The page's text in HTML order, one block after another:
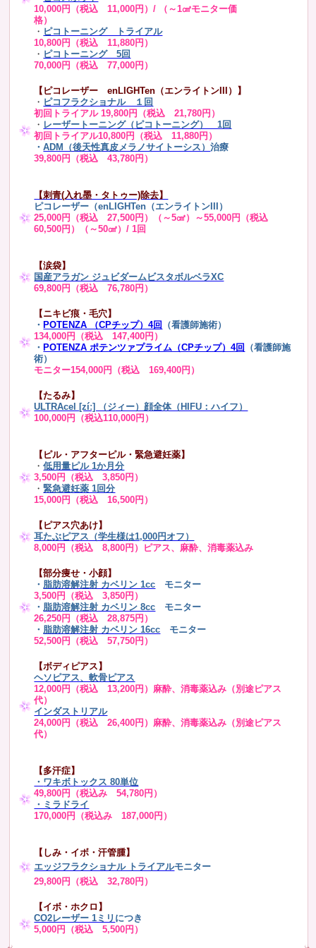
10,000円（税込 11,000円）/ （～1㎠モニター価
格）
・ ピコトーニング トライアル
10,800円（税込 11,880円）
・ ピコトーニング 5回
70,000円（税込 77,000円）
【ピコレーザー enLIGHTen（エンライトンIII）】
・ ピコフラクショナル １回
初回トライアル 19,800円（税込 21,780円）
・ レーザートーニング（ピコトーニング） 1回
初回トライアル10,800円（税込 11,880円）
・ADM（後天性真皮メラノサイトーシス）治療
39,800円（税込 43,780円）
【刺青(入れ墨・タトゥー)除去】
ピコレーザー（enLIGHTen（エンライトンIII）
25,000円（税込 27,500円）（～5㎠）～55,000円（税込
60,500円）（～50㎠）/ 1回
【涙袋】
国産アラガン ジュビダームビスタボルベラXC
69,800円（税込 76,780円）
【ニキビ痕・毛穴】
・ POTENZA （CPチップ）4回
（看護師施術）
134,000円（税込 147,400円）
・ POTENZA ポテンツァプライム（CPチップ）4回
（看護師施
術）
モニター154,000円（税込 169,400円）
【たるみ】
ULTRAcel [zíː] （ジィー）顔全体（HIFU：ハイフ）
100,000円（税込110,000円）
【ピル・アフターピル・緊急避妊薬】
・低用量ピル 1か月分
3,500円（税込 3,850円）
・緊急避妊薬 1回分
15,000円（税込 16,500円）
【ピアス穴あけ】
耳たぶピアス（学生様は1,000円オフ）
8,000円（税込 8,800円）ピアス、麻酔、消毒薬込み
【部分痩せ・小顔】
・ 脂肪溶解注射 カベリン 1cc モニター
3,500円（税込 3,850円）
・ 脂肪溶解注射 カベリン 8cc モニター
26,250円（税込 28,875円）
・ 脂肪溶解注射 カベリン 16cc
モニター
52,500円（税込 57,750円）
【ボディピアス】
ヘソピアス、軟骨ピアス
12,000円（税込 13,200円）麻酔、消毒薬込み（別途ピアス
代）
インダストリアル
24,000円（税込 26,400円）麻酔、消毒薬込み（別途ピアス
代）
【多汗症】
・ ワキボトックス 80単位
49,800円（税込み 54,780円）
・ミラドライ
170,000円（税込み 187,000円）
【しみ・イボ・汗管腫】
エッジフラクショナル トライアルモニター
29,800円（税込 32,780円）
【イボ・ホクロ】
CO2レーザー 1ミリ につき
5,000円（税込 5,500円）